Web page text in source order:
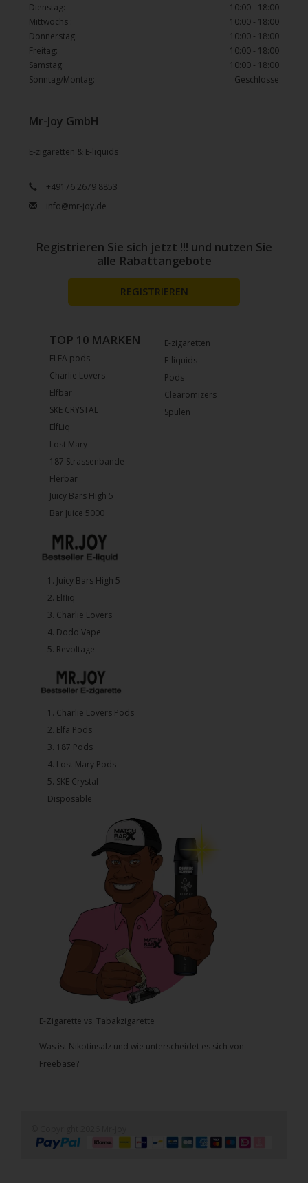
Mr-Joy GmbH
E-zigaretten & E-liquids
+49176 2679 8853
info@mr-joy.de
Dienstag:
10:00 - 18:00
Mittwochs :
10:00 - 18:00
Donnerstag:
10:00 - 18:00
Freitag:
10:00 - 18:00
Samstag:
10:00 - 18:00
Sonntag/Montag:
Geschlosse
E-zigaretten
E-liquids
Pods
Clearomizers
Spulen
TOP 10 MARKEN
ELFA pods
Charlie Lovers
Elfbar
SKE CRYSTAL
ElfLiq
Lost Mary
187 Strassenbande
Flerbar
Juicy Bars High 5
Bar Juice 5000
1.⁠ ⁠Juicy Bars High 5
2.⁠ ⁠⁠Elfliq
3.⁠ ⁠⁠Charlie Lovers
4.⁠ ⁠⁠Dodo Vape
5. ⁠Revoltage
1.⁠ ⁠Charlie Lovers Pods
2.⁠ ⁠⁠Elfa Pods
3.⁠ ⁠⁠187 Pods
4.⁠ ⁠⁠Lost Mary Pods
5.⁠ ⁠⁠SKE Crystal
Disposable
E-Zigarette vs. Tabakzigarette
Was ist Nikotinsalz und wie unterscheidet es sich von
Freebase?
Registrieren Sie sich jetzt !!! und nutzen Sie
alle Rabattangebote
REGISTRIEREN